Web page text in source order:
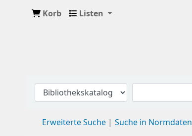
Korb Listen
Erweiterte Suche Suche in Normdaten